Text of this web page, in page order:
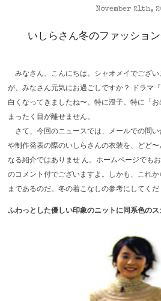
November 21th,
いしらさん冬のファッショ
みなさん、こんにちは。シャオメイでござ
が、みなさん元気にお過ごしですか？ ドラマ
白くなってきましたね〜。特に澄子。特に「
まったく目が離せません。
さて、今回のニュースでは、メールでの問
や制作発表の際のいしらさんの衣装を、どど
なる紹介ではありませ ん。ホームページでも
のコメント付でございますよ。しかも、これ
まであるのだ。冬の着こなしの参考にしてくだ
ふわっとした優しい印象のニットに同系色のス